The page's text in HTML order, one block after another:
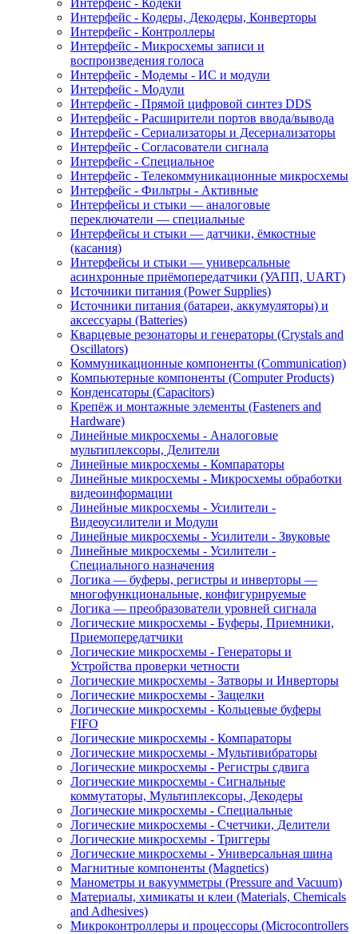
Интерфейс - Кодеки
Интерфейс - Кодеры, Декодеры, Конверторы
Интерфейс - Контроллеры
Интерфейс - Микросхемы записи и
воспроизведения голоса
Интерфейс - Модемы - ИС и модули
Интерфейс - Модули
Интерфейс - Прямой цифровой синтез DDS
Интерфейс - Расширители портов ввода/вывода
Интерфейс - Сериализаторы и Десериализаторы
Интерфейс - Согласователи сигнала
Интерфейс - Специальное
Интерфейс - Телекоммуникационные микросхемы
Интерфейс - Фильтры - Активные
Интерфейсы и стыки — аналоговые
переключатели — специальные
Интерфейсы и стыки — датчики, ёмкостные
(касания)
Интерфейсы и стыки — универсальные
асинхронные приёмопередатчики (УАПП, UART)
Источники питания (Power Supplies)
Источники питания (батареи, аккумуляторы) и
аксессуары (Batteries)
Кварцевые резонаторы и генераторы (Crystals and
Oscillators)
Коммуникационные компоненты (Communication)
Компьютерные компоненты (Computer Products)
Конденсаторы (Capacitors)
Крепёж и монтажные элементы (Fasteners and
Hardware)
Линейные микросхемы - Аналоговые
мультиплексоры, Делители
Линейные микросхемы - Компараторы
Линейные микросхемы - Микросхемы обработки
видеоинформации
Линейные микросхемы - Усилители -
Видеоусилители и Модули
Линейные микросхемы - Усилители - Звуковые
Линейные микросхемы - Усилители -
Специального назначения
Логика — буферы, регистры и инверторы —
многофункциональные, конфигурируемые
Логика — преобразователи уровней сигнала
Логические микросхемы - Буферы, Приемники,
Приемопередатчики
Логические микросхемы - Генераторы и
Устройства проверки четности
Логические микросхемы - Затворы и Инверторы
Логические микросхемы - Защелки
Логические микросхемы - Кольцевые буферы
FIFO
Логические микросхемы - Компараторы
Логические микросхемы - Мультивибраторы
Логические микросхемы - Регистры сдвига
Логические микросхемы - Сигнальные
коммутаторы, Мультиплексоры, Декодеры
Логические микросхемы - Специальные
Логические микросхемы - Счетчики, Делители
Логические микросхемы - Триггеры
Логические микросхемы - Универсальная шина
Магнитные компоненты (Magnetics)
Манометры и вакуумметры (Pressure and Vacuum)
Материалы, химикаты и клеи (Materials, Chemicals
and Adhesives)
Микроконтроллеры и процессоры (Microcontrollers